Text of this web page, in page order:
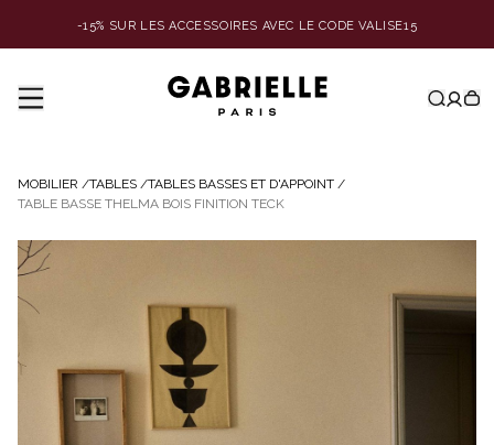
-15% SUR LES ACCESSOIRES AVEC LE CODE VALISE15
MOBILIER /TABLES /TABLES BASSES ET D'APPOINT /
TABLE BASSE THELMA BOIS FINITION TECK